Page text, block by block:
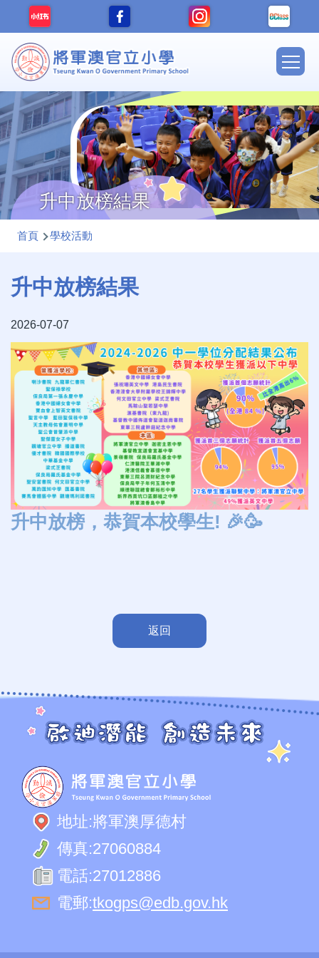
移至主內容
Main
升中放榜結果
導
連
結
首頁 學校活動
升中放榜結果
2026-07-07
升中放榜，恭賀本校學生! 🎉🥳
返回
地址:將軍澳厚德村
傳真:27060884
電話:27012886
電郵:tkogps@edb.gov.hk